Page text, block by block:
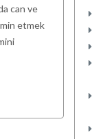
can ve
etmek